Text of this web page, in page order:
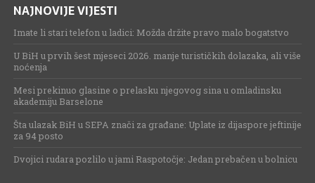
NAJNOVIJE VIJESTI
Imate li stari telefon u ladici: Možda držite pravo malo bogatstvo
U BiH u prvih šest mjeseci 2026. manje turističkih dolazaka, ali više
noćenja
Mesi prekinuo glasine o prelasku njegovog sina u omladinsku
akademiju Barselone
Šta ulazak BiH u SEPA znači za građane: Uplate iz dijaspore jeftinije
za 94 posto
Dvojici rudara pozlilo u jami Raspotočje: Jedan prebačen u bolnicu